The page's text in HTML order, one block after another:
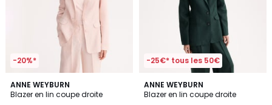
-20%*
ANNE WEYBURN
Blazer en lin coupe droite
2
/
2
Couleurs
-25€* tous les 50€
ANNE WEYBURN
Blazer en lin coupe droite
2
/